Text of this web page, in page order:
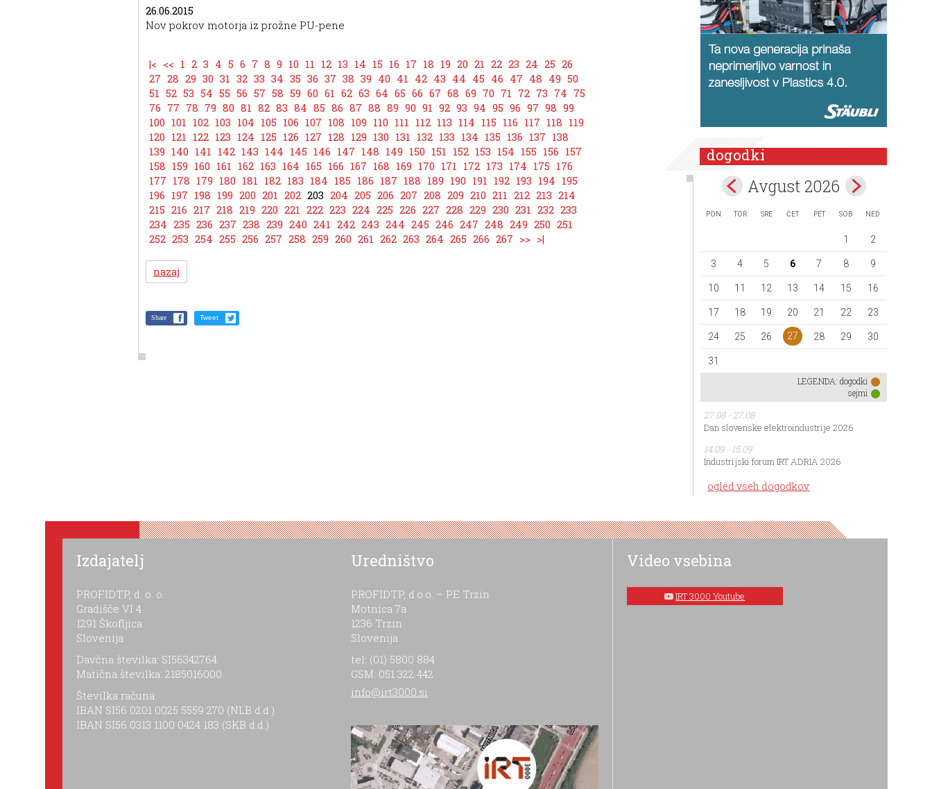
26.06.2015
Nov pokrov motorja iz prožne PU-pene
|< << 1 2 3 4 5 6 7 8 9 10 11 12 13 14 15 16 17 18 19 20 21 22 23 24 25 26
27 28 29 30 31 32 33 34 35 36 37 38 39 40 41 42 43 44 45 46 47 48 49 50
51 52 53 54 55 56 57 58 59 60 61 62 63 64 65 66 67 68 69 70 71 72 73 74 75
76 77 78 79 80 81 82 83 84 85 86 87 88 89 90 91 92 93 94 95 96 97 98 99
100 101 102 103 104 105 106 107 108 109 110 111 112 113 114 115 116 117 118 119
120 121 122 123 124 125 126 127 128 129 130 131 132 133 134 135 136 137 138
139 140 141 142 143 144 145 146 147 148 149 150 151 152 153 154 155 156 157
158 159 160 161 162 163 164 165 166 167 168 169 170 171 172 173 174 175 176
177 178 179 180 181 182 183 184 185 186 187 188 189 190 191 192 193 194 195
196 197 198 199 200 201 202 203 204 205 206 207 208 209 210 211 212 213 214
215 216 217 218 219 220 221 222 223 224 225 226 227 228 229 230 231 232 233
234 235 236 237 238 239 240 241 242 243 244 245 246 247 248 249 250 251
252 253 254 255 256 257 258 259 260 261 262 263 264 265 266 267 >> >|
nazaj
Share Tweet
dogodki
Avgust 2026
PON TOR SRE ČET PET SOB NED
1 2
3 4 5 6 7 8 9
10 11 12 13 14 15 16
17 18 19 20 21 22 23
24 25 26 27 28 29 30
31
LEGENDA: dogodki
sejmi
27.08 - 27.08
Dan slovenske elektroindustrije 2026
14.09 - 15.09
Industrijski forum IRT ADRIA 2026
ogled vseh dogodkov
Izdajatelj
PROFIDTP, d. o. o.
Gradišče VI 4
1291 Škofljica
Slovenija
Davčna številka: SI56342764
Matična številka: 2185016000
Številka računa:
IBAN SI56 0201 0025 5559 270 (NLB d.d.)
IBAN SI56 0313 1100 0424 183 (SKB d.d.)
Uredništvo
PROFIDTP, d.o.o. – PE Trzin
Motnica 7a
1236 Trzin
Slovenija
tel: (01) 5800 884
GSM: 051 322 442
info@irt3000.si
Video vsebina
IRT 3000 Youtube